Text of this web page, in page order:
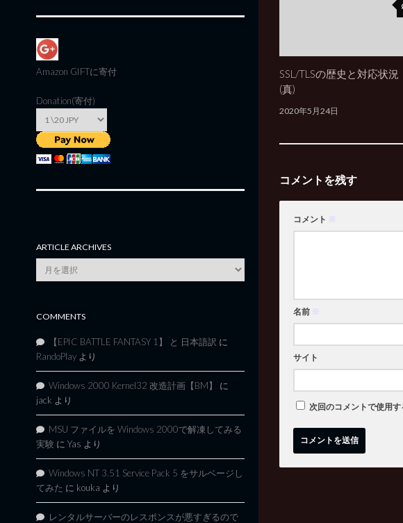
SSL/TLSの歴史と対応状況
(真)
2020年5月24日
コメントを残す
コメント ※
名前 ※
サイト
次回のコメントで使用
Amazon GIFTに寄付
Donation(寄付)
ARTICLE ARCHIVES
Article
Archives
COMMENTS
【EPIC BATTLE FANTASY 1】 と 日本語訳 に
RandoPlay より
Windows 2000 Kernel32 改造計画【BM】
に
jack より
MSU ファイルを Windows 2000で解凍してみる
実験 に Yas より
Windows NT 3.51 Service Pack 5 をサルベージし
てみた に kouka より
レンタルサーバーのレスポンスが悪すぎるので